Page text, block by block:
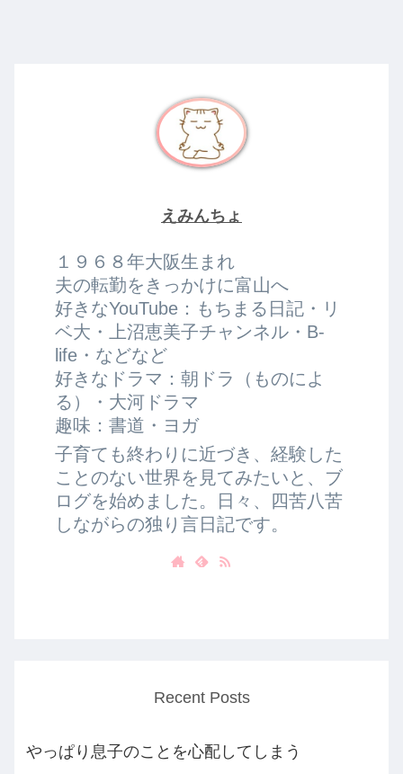
えみんちょ
１９６８年大阪生まれ
夫の転勤をきっかけに富山へ
好きなYouTube：もちまる日記・リ
ベ大・上沼恵美子チャンネル・B-
life・などなど
好きなドラマ：朝ドラ（ものによ
る）・大河ドラマ
趣味：書道・ヨガ
子育ても終わりに近づき、経験した
ことのない世界を見てみたいと、ブ
ログを始めました。日々、四苦八苦
しながらの独り言日記です。
Recent Posts
やっぱり息子のことを心配してしまう